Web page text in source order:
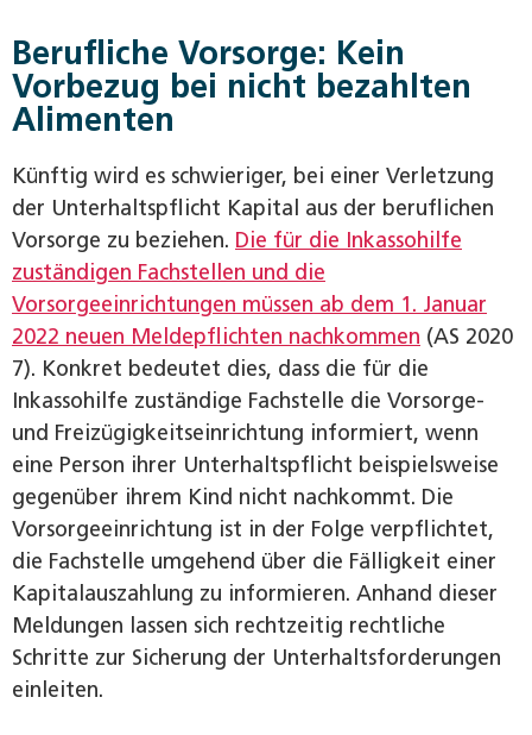
Berufliche Vorsorge: Kein
Vorbezug bei nicht bezahlten
Alimenten
Künftig wird es schwieriger, bei einer Verletzung
der Unterhaltspflicht Kapital aus der beruflichen
Vorsorge zu beziehen. Die für die Inkassohilfe
zuständigen Fachstellen und die
Vorsorgeeinrichtungen müssen ab dem 1. Januar
2022 neuen Meldepflichten nachkommen (AS 2020
7). Konkret bedeutet dies, dass die für die
Inkassohilfe zuständige Fachstelle die Vorsorge-
und Freizügigkeitseinrichtung informiert, wenn
eine Person ihrer Unterhaltspflicht beispielsweise
gegenüber ihrem Kind nicht nachkommt. Die
Vorsorgeeinrichtung ist in der Folge verpflichtet,
die Fachstelle umgehend über die Fälligkeit einer
Kapitalauszahlung zu informieren. Anhand dieser
Meldungen lassen sich rechtzeitig rechtliche
Schritte zur Sicherung der Unterhaltsforderungen
einleiten.